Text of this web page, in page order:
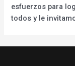
esfuerzos para
todos y le